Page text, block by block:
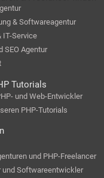
& Softwareagentur
IT-Service
SEO Agentur
Tutorials
und Web-Entwickler
PHP-Tutorials
und PHP-Freelancer
und Softwareentwickler